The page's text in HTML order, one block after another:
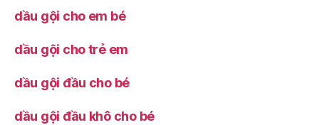
dầu gội cho em bé
dầu gội cho trẻ em
dầu gội đầu cho bé
dầu gội đầu khô cho bé